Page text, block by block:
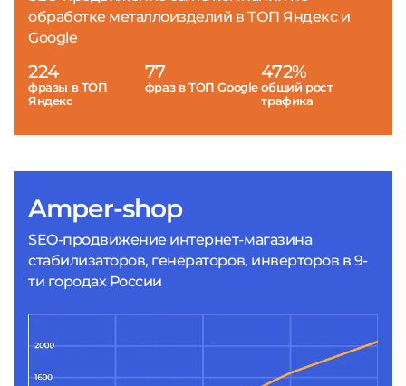
Amper-shop
SEO-продвижение интернет-магазина
стабилизаторов, генераторов, инверторов в 9-
ти городах России
обработке металлоизделий в ТОП Яндекс и
Google
224
фразы в ТОП
Яндекс
77
фраз в ТОП Google
472%
общий рост
трафика